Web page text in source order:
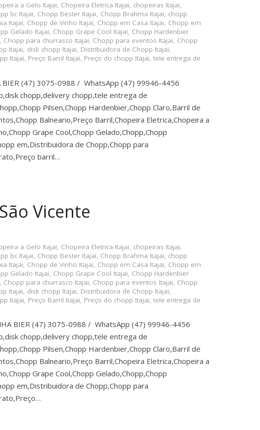
a Gelo Itajai, Chopeira Eletrica Itajai, chopeiras Itajai,
bc Itajai, Chopp Bester Itajai, Chopp Brahma Itajai, chopp
Itajai, Chopp de Vinho Itajai, Chopp em Casa Itajai, Chopp em
Gelado Itajai, Chopp Grape Cool Itajai, Chopp Hardenbier
, Chopp para churrasco Itajai, Chopp para eventos Itajai, Chopp
Itajai, disk chopp Itajai, Distribuidora de Chopp Itajai,
Itajai, Preço Barril Itajai, Preço do chopp Itajai, tele entrega de
BIER (47) 3075-0988 / WhatsApp (47) 99946-4456
chopp,delivery chopp,tele entrega de
Pilsen,Chopp Hardenbier,Chopp Claro,Barril de
Balneario,Preço Barril,Chopeira Eletrica,Chopeira a
Grape Cool,Chopp Gelado,Chopp,Chopp
em,Distribuidora de Chopp,Chopp para
barril…
Vicente
a Gelo Itajai Chopeira Eletrica Itajai chopeiras Itajai
bc Itajai Chopp Bester Itajai Chopp Brahma Itajai chopp
Itajai Chopp de Vinho Itajai Chopp em Casa Itajai Chopp em
Gelado Itajai Chopp Grape Cool Itajai Chopp Hardenbier
Chopp para churrasco Itajai Chopp para eventos Itajai Chopp
Itajai disk chopp Itajai Distribuidora de Chopp Itajai
Itajai Preço Barril Itajai Preço do chopp Itajai tele entrega de
BIER (47) 3075-0988 / WhatsApp (47) 99946-4456
chopp,delivery chopp,tele entrega de
Pilsen,Chopp Hardenbier,Chopp Claro,Barril de
Balneario,Preço Barril,Chopeira Eletrica,Chopeira a
Grape Cool,Chopp Gelado,Chopp,Chopp
em,Distribuidora de Chopp,Chopp para